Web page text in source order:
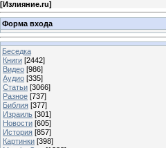
[Излияние.ru]
Форма входа
Беседка
Книги [2442]
Видео [986]
Аудио [335]
Статьи [3066]
Разное [737]
Библия [377]
Израиль [301]
Новости [605]
История [857]
Картинки [398]